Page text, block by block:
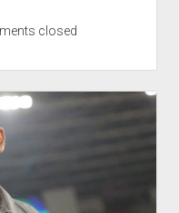
closed